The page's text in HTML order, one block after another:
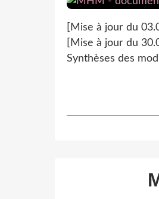
[Mise à jour du
[Mise à jour du
Synthèses des